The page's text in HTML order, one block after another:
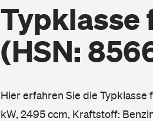
Typklasse
(HSN:
Hier erfahren Sie die Typklasse
kW, 2495 ccm, Kraftstoff: